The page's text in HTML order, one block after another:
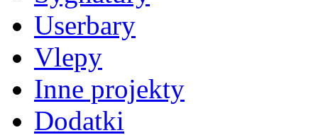
Userbary
Vlepy
Inne projekty
Dodatki